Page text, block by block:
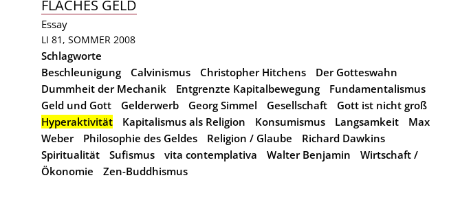
FLACHES GELD
Essay
LI 81, SOMMER 2008
Schlagworte
Beschleunigung
Calvinismus Christopher Hitchens
Der Gotteswahn
Dummheit der Mechanik
Entgrenzte Kapitalbewegung
Fundamentalismus
Geld und Gott
Gelderwerb Georg Simmel Gesellschaft
Gott ist nicht groß
Hyperaktivität
Kapitalismus als Religion Konsumismus Langsamkeit
Max
Weber
Philosophie des Geldes Religion / Glaube
Richard Dawkins
Spiritualität
Sufismus vita contemplativa Walter Benjamin
Wirtschaft /
Ökonomie
Zen-Buddhismus